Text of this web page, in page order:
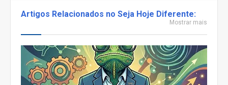
Artigos Relacionados no Seja Hoje Diferente:
Mostrar mais